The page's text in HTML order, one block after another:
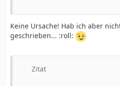
Keine Ursache! Hab ich aber
geschrieben... :roll:
Zitat